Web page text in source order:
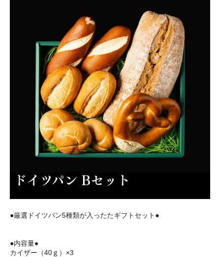
●厳選ドイツパン5種類が入ったたギフトセット●
●内容量●
カイザー（40ｇ）×3